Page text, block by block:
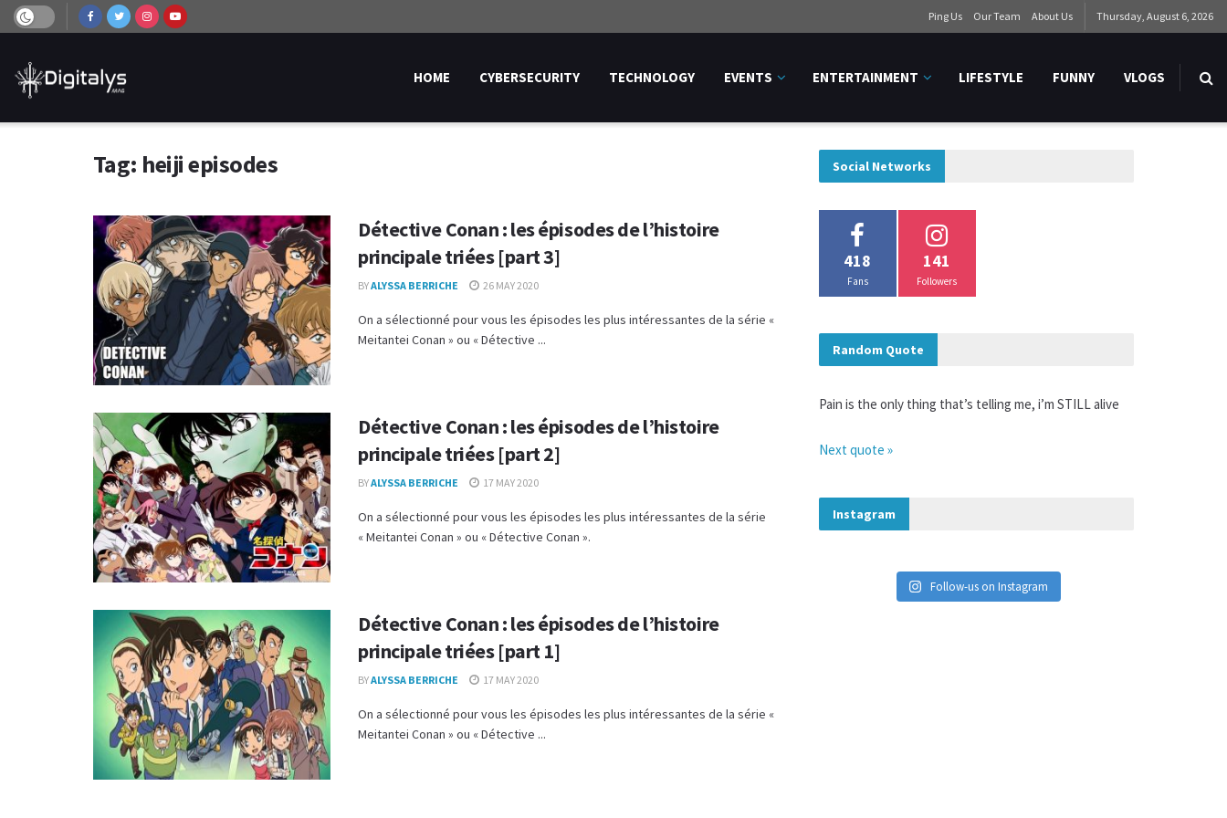
Ping Us Our Team About Us Thursday, August 6, 2026
HOME CYBERSECURITY TECHNOLOGY EVENTS ENTERTAINMENT LIFESTYLE FUNNY VLOGS
Tag: heiji episodes
Détective Conan : les épisodes de l’histoire
principale triées [part 3]
BYALYSSA BERRICHE 26 MAY 2020
On a sélectionné pour vous les épisodes les plus intéressantes de la série «
Meitantei Conan » ou « Détective ...
Détective Conan : les épisodes de l’histoire
principale triées [part 2]
BYALYSSA BERRICHE 17 MAY 2020
On a sélectionné pour vous les épisodes les plus intéressantes de la série
« Meitantei Conan » ou « Détective Conan ».
Détective Conan : les épisodes de l’histoire
principale triées [part 1]
BYALYSSA BERRICHE 17 MAY 2020
On a sélectionné pour vous les épisodes les plus intéressantes de la série «
Meitantei Conan » ou « Détective ...
Social Networks
418
Fans
141
Followers
Random Quote
Pain is the only thing that’s telling me, i’m STILL alive
Next quote »
Instagram
Follow-us on Instagram